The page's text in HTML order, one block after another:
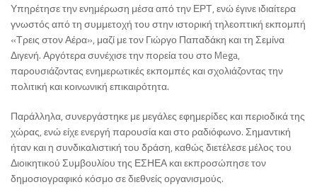
Υπηρέτησε την ενημέρωση μέσα από την ΕΡΤ, ενώ έγινε ιδιαίτερα
γνωστός από τη συμμετοχή του στην ιστορική τηλεοπτική εκπομπή
«Τρεις στον Αέρα», μαζί με τον Γιώργο Παπαδάκη και τη Σεμίνα
Διγενή. Αργότερα συνέχισε την πορεία του στο Mega,
παρουσιάζοντας ενημερωτικές εκπομπές και σχολιάζοντας την
πολιτική και κοινωνική επικαιρότητα.
Παράλληλα, συνεργάστηκε με μεγάλες εφημερίδες και περιοδικά της
χώρας, ενώ είχε ενεργή παρουσία και στο ραδιόφωνο. Σημαντική
ήταν και η συνδικαλιστική του δράση, καθώς διετέλεσε μέλος του
Διοικητικού Συμβουλίου της ΕΣΗΕΑ και εκπροσώπησε τον
δημοσιογραφικό κόσμο σε διεθνείς οργανισμούς.